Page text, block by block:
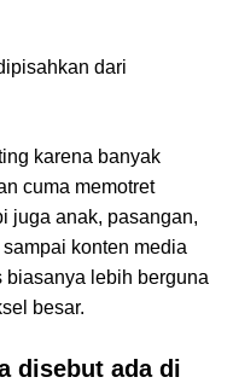
dari
karena banyak
cuma memotret
juga anak, pasangan,
konten media
biasanya lebih berguna
besar.
disebut ada di